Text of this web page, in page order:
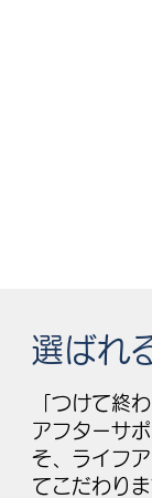
選ばれ
「つけて終
アフターサ
そ、ライフ
てこだわりま